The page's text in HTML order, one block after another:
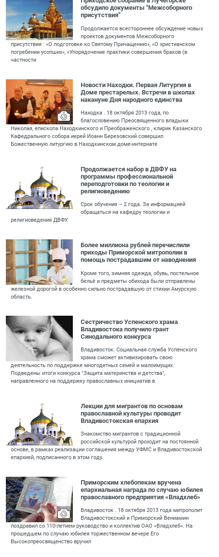
обсудило документы "Межсоборного
присутствия"
Продолжается всестороннее обсуждение новых
проектов документов Межсоборного
присутствия : «О подготовке ко Святому Причащению», «О христианском
погребении усопших», «Упорядочение практики совершения браков (в
частности
Новости Находки. Первая Литургия в
Доме престарелых. Встречи в школах
накануне Дня народного единства
Находка . 18 октября 2013 года, по
благословению Преосвященного владыки
Николая, епископа Находкинского и Преображенского , клирик Казанского
Кафедрального собора иерей Иоанн Березовский совершил
Божественную литургию в Находкинском доме-интернате
Продолжается набор в ДВФУ на
программы профессиональной
переподготовки по теологии и
религиоведению
Срок обучения – 2 года. За информацией
обращаться на кафедру теологии и
религиоведения ДВФУ.
Более миллиона рублей перечислили
приходы Приморской митрополии в
помощь пострадавшим от наводнения
Кроме того, зимняя одежда, обувь, постельное
бельё и предметы обихода были отправлены
железной дорогой в особенно сильно пострадавшую от стихии Амурскую
область.
Сестричество Успенского храма
Владивостока получило грант
Синодального конкурса
Владивосток. Социальная служба Успенского
храма сможет активизировать свою
деятельность по поддержке многодетных семей и малоимущих.
Подведены итоги конкурса "Защита материнства и детства",
направленного на поддержку православных инициатив в
Лекции для мигрантов по основам
православной культуры проводит
Владивостокская епархия
Знакомство мигрантов с традиционной
российской культурой проходит на постоянной
основе, в рамках реализации соглашения между УФМС и Владивостокской
епархией, подписанного в этом году.
Приморским хлебопекам вручена
епархиальная награда по случаю юбилея
православного предприятия «Владхлеб»
Владивосток . 18 октября 2013 года митрополит
Владивостокский и Приморский Вениамин
поздравил со 110-летием руководство и коллектив ОАО «Владхлеб». На
прошедшем по случаю юбилея торжественном вечере Его
Высокопреосвященство вручил